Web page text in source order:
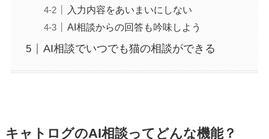
入力内容をあいまいにしない
AI相談からの回答も吟味しよう
AI相談でいつでも猫の相談ができる
キャトログのAI相談ってどんな機能？